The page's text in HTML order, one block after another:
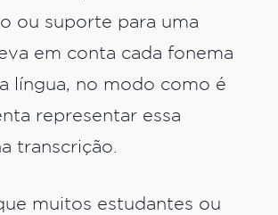
ou suporte para uma
em conta cada fonema
língua, no modo como é
representar essa
transcrição.
muitos estudantes ou